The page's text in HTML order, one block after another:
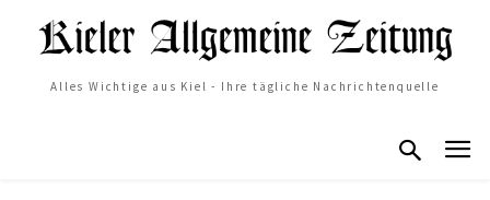
Alles Wichtige aus Kiel - Ihre tägliche Nachrichtenquelle